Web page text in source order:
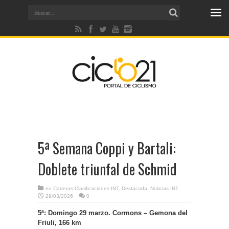
5ª Semana Coppi y Bartali:
Doblete triunfal de Schmid
en Carreras-Clasificaciones INT, Destacada
Noticias INT
29/03/2026
0
5ª: Domingo 29 marzo. Cormons – Gemona del
Friuli, 166 km